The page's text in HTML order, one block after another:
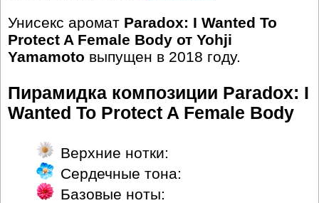
Унисекс аромат Paradox: I Wanted To
Protect A Female Body от Yohji
Yamamoto выпущен в 2018 году.
Пирамидка композиции Paradox: I
Wanted To Protect A Female Body
Верхние нотки:
Сердечные тона:
Базовые ноты: